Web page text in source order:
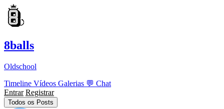
8balls
Oldschool
Timeline Vídeos Galerias 💬 Chat
Entrar Registrar
Todos os Posts